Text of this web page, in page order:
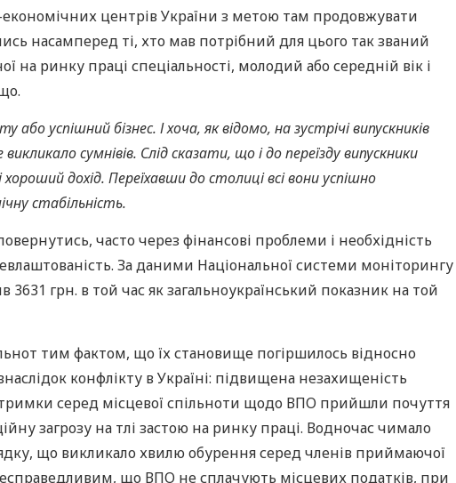
економічних центрів України з метою там продовжувати
насамперед ті, хто мав потрібний для цього так званий
на ринку праці спеціальності, молодий або середній вік і
успішний бізнес. І хоча, як відомо, на зустрічі випускників
сумнівів. Слід сказати, що і до переїзду випускники
дохід. Переїхавши до столиці всі вони успішно
стабільність.
часто через фінансові проблеми і необхідність
За даними Національної системи моніторингу
грн. в той час як загальноукраїнський показник на той
тим фактом, що їх становище погіршилось відносно
конфлікту в Україні: підвищена незахищеність
серед місцевої спільноти щодо ВПО прийшли почуття
загрозу на тлі застою на ринку праці. Водночас чимало
що викликало хвилю обурення серед членів приймаючої
що ВПО не сплачують місцевих податків, при